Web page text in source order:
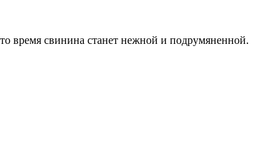
время свинина станет нежной и подрумяненной.